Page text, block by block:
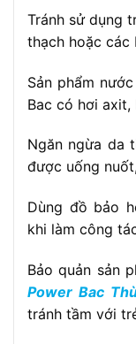
Tránh sử dụng
thạch hoặc các
Sản phẩm
Bac có hơi
Ngăn ngừa da
được uống
Dùng đồ bảo
khi làm công
Bảo quản sản
Power Bac
tránh tầm với